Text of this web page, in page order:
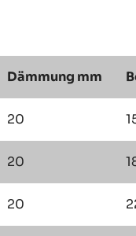
Dämmung mm
20
20
20